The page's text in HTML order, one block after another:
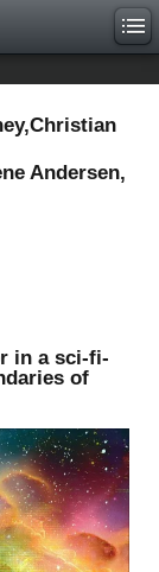
Andersen,
in a sci-fi-
of